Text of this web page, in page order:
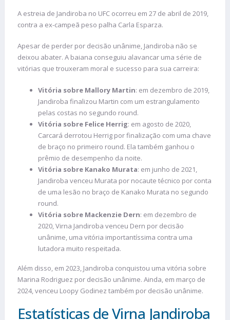
A estreia de Jandiroba no UFC ocorreu em 27 de abril de 2019,
contra a ex-campeã peso palha Carla Esparza.
Apesar de perder por decisão unânime, Jandiroba não se
deixou abater. A baiana conseguiu alavancar uma série de
vitórias que trouxeram moral e sucesso para sua carreira:
Vitória sobre Mallory Martin: em dezembro de 2019,
Jandiroba finalizou Martin com um estrangulamento
pelas costas no segundo round.
Vitória sobre Felice Herrig: em agosto de 2020,
Carcará derrotou Herrig por finalização com uma chave
de braço no primeiro round. Ela também ganhou o
prêmio de desempenho da noite.
Vitória sobre Kanako Murata: em junho de 2021,
Jandiroba venceu Murata por nocaute técnico por conta
de uma lesão no braço de Kanako Murata no segundo
round.
Vitória sobre Mackenzie Dern: em dezembro de
2020, Virna Jandiroba venceu Dern por decisão
unânime, uma vitória importantíssima contra uma
lutadora muito respeitada.
Além disso, em 2023, Jandiroba conquistou uma vitória sobre
Marina Rodriguez por decisão unânime. Ainda, em março de
2024, venceu Loopy Godinez também por decisão unânime.
Estatísticas de Virna Jandiroba